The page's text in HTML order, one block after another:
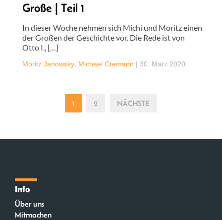
Große | Teil 1
In dieser Woche nehmen sich Michi und Moritz einen
der Großen der Geschichte vor. Die Rede ist von
Otto I., […]
Moritz Janowsky Michael Cremann | 30. März 2020
1 2 NÄCHSTE
Info
Über uns
Mitmachen